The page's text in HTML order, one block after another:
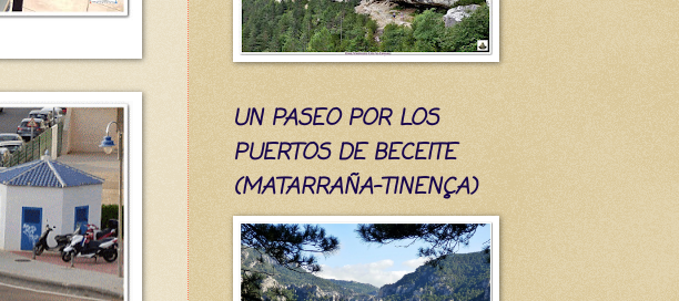
UN PASEO POR LOS
PUERTOS DE BECEITE
(MATARRAÑA-TINENÇA)